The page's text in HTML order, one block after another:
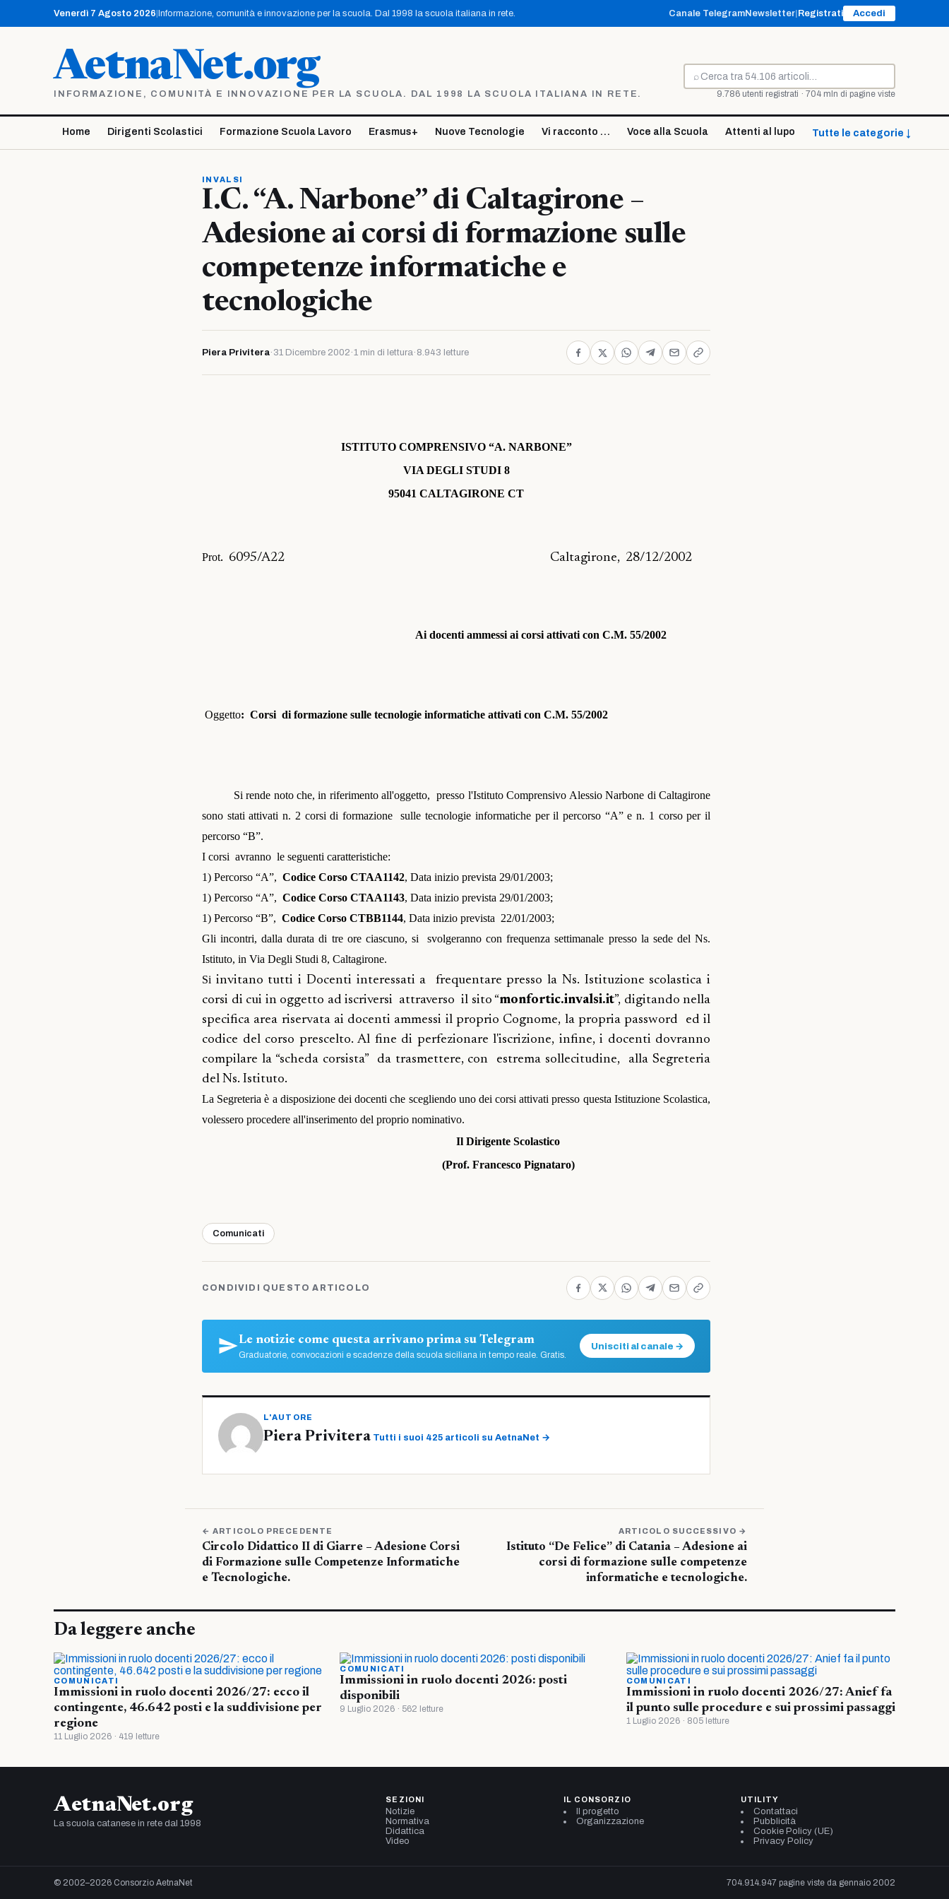
contenuto
Venerdì 7 Agosto 2026 Informazione, comunità e innovazione per la scuola. Dal 1998 la scuola italiana in rete. Canale TelegramNewsletter Registrati Accedi
AetnaNet.org
INFORMAZIONE, COMUNITÀ E INNOVAZIONE PER LA SCUOLA. DAL 1998 LA SCUOLA ITALIANA IN RETE.
⌕
Cerca
9.786 utenti registrati · 704 mln di pagine viste
Home Dirigenti Scolastici Formazione Scuola Lavoro Erasmus+ Nuove Tecnologie Vi racconto … Voce alla Scuola Attenti al lupo Tutte le categorie ↓
INVALSI
I.C. “A. Narbone” di Caltagirone –
Adesione ai corsi di formazione sulle
competenze informatiche e
tecnologiche
Piera Privitera· 31 Dicembre 2002 ·1 min di lettura· 8.943 letture
ISTITUTO COMPRENSIVO “A. NARBONE”
VIA DEGLI STUDI 8
95041 CALTAGIRONE CT
Prot. 6095/A22 Caltagirone, 28/12/2002
Ai docenti ammessi ai corsi attivati con C.M. 55/2002
Oggetto: Corsi di formazione sulle tecnologie informatiche attivati con C.M. 55/2002
Si rende noto che,in riferimento all'oggetto,
presso l'Istituto Comprensivo Alessio Narbone di Caltagirone
sono stati attivati n. 2 corsi di formazione
sulle tecnologie informatiche per il percorso “A” e n. 1 corso per il
percorso “B”.
I corsi avranno le seguenti caratteristiche:
1) Percorso “A”, Codice Corso CTAA1142, Data inizio prevista 29/01/2003;
1) Percorso “A”, Codice Corso CTAA1143, Data inizio prevista 29/01/2003;
1) Percorso “B”, Codice Corso CTBB1144, Data inizio prevista 22/01/2003;
Gli incontri,dalla durata di tre ore ciascuno, si
svolgeranno con frequenza settimanale presso la sede del Ns.
Istituto, in Via Degli Studi 8, Caltagirone.
Si invitano tutti i Docenti interessati a
frequentare presso la Ns. Istituzione scolastica i
corsi di cui in oggetto ad iscriversi attraverso il sito “monfortic.invalsi.it”, digitando nella
specifica area riservata ai docenti ammessi il proprio Cognome, la propria password
ed il
codice del corso prescelto. Al fine di perfezionare l'iscrizione, infine, i docenti dovranno
compilare la “scheda corsista”
da trasmettere, con estrema sollecitudine,
alla Segreteria
del Ns. Istituto.
La Segreteria è a disposizione dei docenti che scegliendo uno dei corsi attivati presso questa Istituzione Scolastica,
volessero procedere all'inserimento del proprio nominativo.
Il Dirigente Scolastico
(Prof. FrancescoPignataro)
Comunicati
CONDIVIDI QUESTO ARTICOLO
Le notizie come questa arrivano prima su Telegram
Graduatorie, convocazioni e scadenze della scuola siciliana in tempo reale. Gratis.
Unisciti al canale →
L'AUTORE
Piera Privitera Tutti i suoi 425 articoli su AetnaNet →
← ARTICOLO PRECEDENTE
Circolo Didattico II di Giarre – Adesione Corsi
di Formazione sulle Competenze Informatiche
e Tecnologiche.
ARTICOLO SUCCESSIVO →
Istituto “De Felice” di Catania – Adesione ai
corsi di formazione sulle competenze
informatiche e tecnologiche.
Da leggere anche
COMUNICATI
Immissioni in ruolo docenti 2026/27: ecco il
contingente, 46.642 posti e la suddivisione per
regione
11 Luglio 2026 · 419 letture
COMUNICATI
Immissioni in ruolo docenti 2026: posti
disponibili
9 Luglio 2026 · 562 letture
COMUNICATI
Immissioni in ruolo docenti 2026/27: Anief fa
il punto sulle procedure e sui prossimi passaggi
1 Luglio 2026 · 805 letture
AetnaNet.org
La scuola catanese in rete dal 1998
SEZIONI
Notizie
Normativa
Didattica
Video
IL CONSORZIO
Il progetto
Organizzazione
UTILITY
Contattaci
Pubblicità
Cookie Policy (UE)
Privacy Policy
© 2002–2026 Consorzio AetnaNet 704.914.947 pagine viste da gennaio 2002